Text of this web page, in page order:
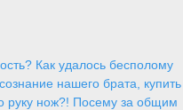
Как удалось бесполому
нашего брата, купить
руку нож?! Посему за общим